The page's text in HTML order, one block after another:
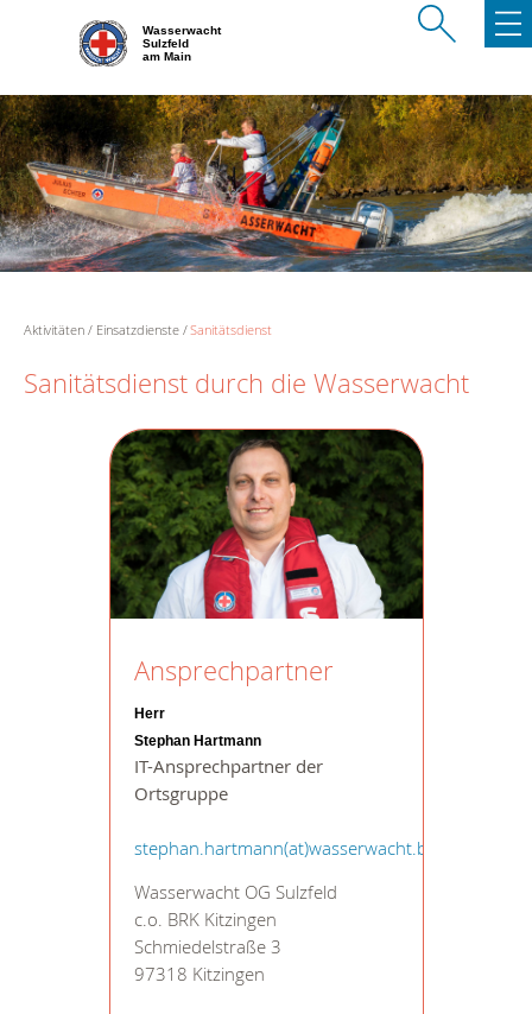
Wasserwacht
Sulzfeld
am Main
Aktivitäten Einsatzdienste Sanitätsdienst
Sanitätsdienst durch die Wasserwacht
Ansprechpartner
Herr
Stephan Hartmann
IT-Ansprechpartner der
Ortsgruppe
stephan.hartmann(at)wasserwacht.bayern
Wasserwacht OG Sulzfeld
c.o. BRK Kitzingen
Schmiedelstraße 3
97318 Kitzingen